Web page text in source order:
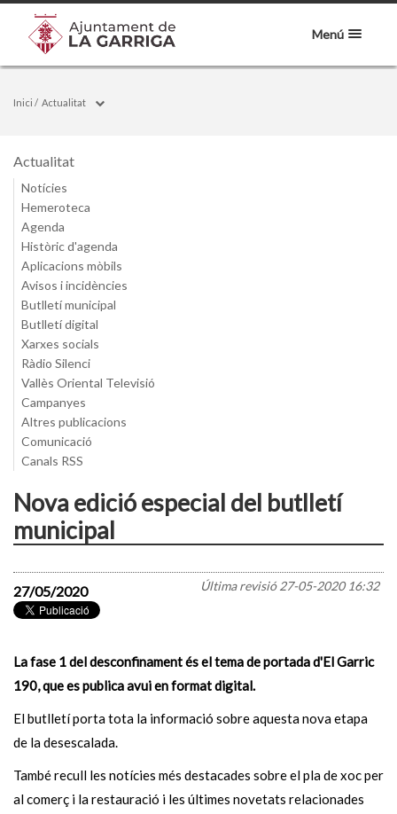
Menú
Inici / Actualitat
Actualitat
Notícies
Hemeroteca
Agenda
Històric d'agenda
Aplicacions mòbils
Avisos i incidències
Butlletí municipal
Butlletí digital
Xarxes socials
Ràdio Silenci
Vallès Oriental Televisió
Campanyes
Altres publicacions
Comunicació
Canals RSS
Nova edició especial del butlletí
municipal
Última revisió27-05-2020 16:32
27/05/2020
La fase 1 del desconfinament és el tema de portada d'El Garric
190, que es publica avui en format digital.
El butlletí porta tota la informació sobre aquesta nova etapa
de la desescalada.
També recull les notícies més destacades sobre el pla de xoc per
al comerç i la restauració i les últimes novetats relacionades